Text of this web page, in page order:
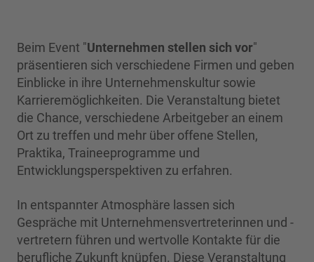
Beim Event "Unternehmen stellen sich vor"
präsentieren sich verschiedene Firmen und geben
Einblicke in ihre Unternehmenskultur sowie
Karrieremöglichkeiten. Die Veranstaltung bietet
die Chance, verschiedene Arbeitgeber an einem
Ort zu treffen und mehr über offene Stellen,
Praktika, Traineeprogramme und
Entwicklungsperspektiven zu erfahren.
In entspannter Atmosphäre lassen sich
Gespräche mit Unternehmensvertreterinnen und -
vertretern führen und wertvolle Kontakte für die
berufliche Zukunft knüpfen. Diese Veranstaltung